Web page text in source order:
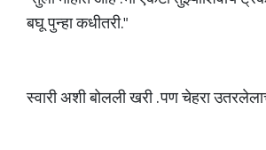
बघू पुन्हा कधीतरी."
स्वारी अशी बोलली खरी . पण चेहरा